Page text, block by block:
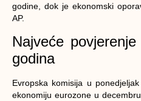
godine, dok je ekonomski
AP.
Najveće
godina
Evropska komisija u
ekonomiju eurozone u